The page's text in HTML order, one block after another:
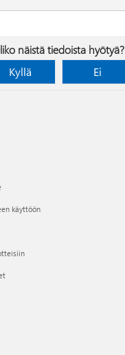
näistä tiedoista hyötyä?
Kyllä
Ei
käyttöön